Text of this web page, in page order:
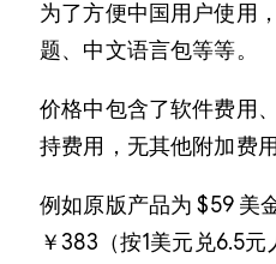
为了方便中国用户使用
题、中文语言包等等。
价格中包含了软件费用
持费用，无其他附加费用
例如原版产品为 $59 美
￥383（按1美元兑6.5